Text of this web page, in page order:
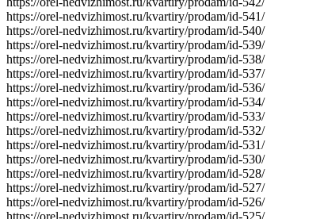
https://orel-nedvizhimost.ru/kvartiry/prodam/id-541/
https://orel-nedvizhimost.ru/kvartiry/prodam/id-540/
https://orel-nedvizhimost.ru/kvartiry/prodam/id-539/
https://orel-nedvizhimost.ru/kvartiry/prodam/id-538/
https://orel-nedvizhimost.ru/kvartiry/prodam/id-537/
https://orel-nedvizhimost.ru/kvartiry/prodam/id-536/
https://orel-nedvizhimost.ru/kvartiry/prodam/id-534/
https://orel-nedvizhimost.ru/kvartiry/prodam/id-533/
https://orel-nedvizhimost.ru/kvartiry/prodam/id-532/
https://orel-nedvizhimost.ru/kvartiry/prodam/id-531/
https://orel-nedvizhimost.ru/kvartiry/prodam/id-530/
https://orel-nedvizhimost.ru/kvartiry/prodam/id-528/
https://orel-nedvizhimost.ru/kvartiry/prodam/id-527/
https://orel-nedvizhimost.ru/kvartiry/prodam/id-526/
https://orel-nedvizhimost.ru/kvartiry/prodam/id-525/